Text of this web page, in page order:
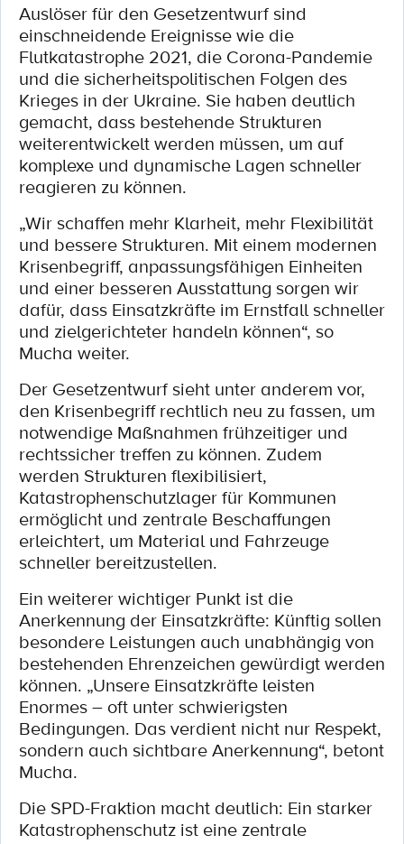
Auslöser für den Gesetzentwurf sind
einschneidende Ereignisse wie die
Flutkatastrophe 2021, die Corona-Pandemie
und die sicherheitspolitischen Folgen des
Krieges in der Ukraine. Sie haben deutlich
gemacht, dass bestehende Strukturen
weiterentwickelt werden müssen, um auf
komplexe und dynamische Lagen schneller
reagieren zu können.
„Wir schaffen mehr Klarheit, mehr Flexibilität
und bessere Strukturen. Mit einem modernen
Krisenbegriff, anpassungsfähigen Einheiten
und einer besseren Ausstattung sorgen wir
dafür, dass Einsatzkräfte im Ernstfall schneller
und zielgerichteter handeln können“, so
Mucha weiter.
Der Gesetzentwurf sieht unter anderem vor,
den Krisenbegriff rechtlich neu zu fassen, um
notwendige Maßnahmen frühzeitiger und
rechtssicher treffen zu können. Zudem
werden Strukturen flexibilisiert,
Katastrophenschutzlager für Kommunen
ermöglicht und zentrale Beschaffungen
erleichtert, um Material und Fahrzeuge
schneller bereitzustellen.
Ein weiterer wichtiger Punkt ist die
Anerkennung der Einsatzkräfte: Künftig sollen
besondere Leistungen auch unabhängig von
bestehenden Ehrenzeichen gewürdigt werden
können. „Unsere Einsatzkräfte leisten
Enormes – oft unter schwierigsten
Bedingungen. Das verdient nicht nur Respekt,
sondern auch sichtbare Anerkennung“, betont
Mucha.
Die SPD-Fraktion macht deutlich: Ein starker
Katastrophenschutz ist eine zentrale